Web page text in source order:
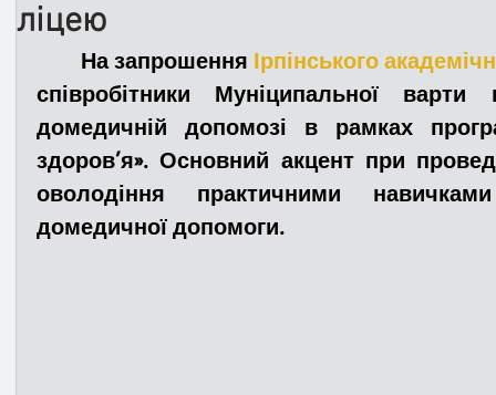
Медицина Новини ДТП
Адмінпротокол Свята Поліція
ліцею
На запрошення Ірпінського
співробітники Муніципальної
домедичній допомозі в рамках
здоров’я». Основний акцент при
оволодіння практичними
домедичної допомоги.